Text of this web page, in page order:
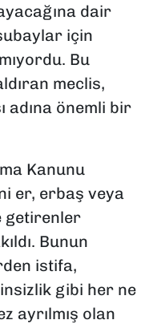
dair
için
Bu
meclis,
adına önemli bir
Kanunu
er, erbaş veya
getirenler
Bunun
istifa,
gibi her ne
ayrılmış olan